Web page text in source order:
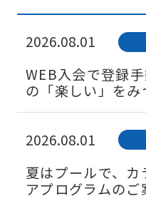
2026.08.01
WEB入会で登録
の「楽しい」をみ
2026.08.01
夏はプールで、カ
アプログラムのご